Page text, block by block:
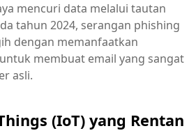
mencuri data melalui tautan
tahun 2024, serangan phishing
dengan memanfaatkan
membuat email yang sangat
asli.
(IoT) yang Rentan